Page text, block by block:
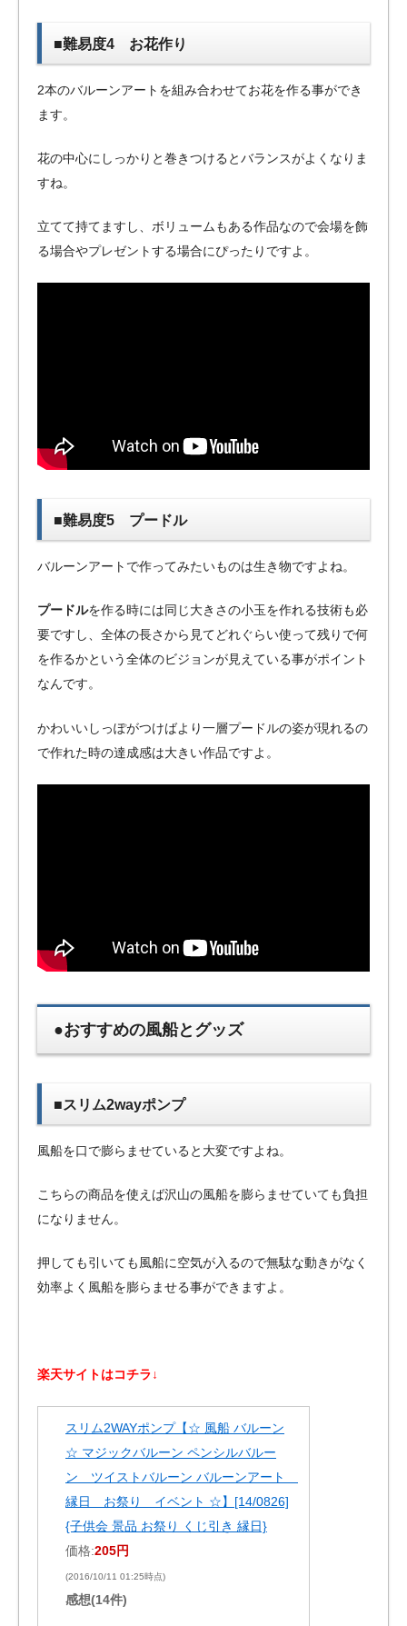
■難易度4 お花作り
2本のバルーンアートを組み合わせてお花を作る事ができ
ます。
花の中心にしっかりと巻きつけるとバランスがよくなりま
すね。
立てて持てますし、ボリュームもある作品なので会場を飾
る場合やプレゼントする場合にぴったりですよ。
■難易度5 プードル
バルーンアートで作ってみたいものは生き物ですよね。
プードルを作る時には同じ大きさの小玉を作れる技術も必
要ですし、全体の長さから見てどれぐらい使って残りで何
を作るかという全体のビジョンが見えている事がポイント
なんです。
かわいいしっぽがつけばより一層プードルの姿が現れるの
で作れた時の達成感は大きい作品ですよ。
●おすすめの風船とグッズ
■スリム2wayポンプ
風船を口で膨らませていると大変ですよね。
こちらの商品を使えば沢山の風船を膨らませていても負担
になりません。
押しても引いても風船に空気が入るので無駄な動きがなく
効率よく風船を膨らませる事ができますよ。
楽天サイトはコチラ↓
スリム2WAYポンプ【☆ 風船 バルーン
☆ マジックバルーン ペンシルバルー
ン ツイストバルーン バルーンアート
縁日 お祭り イベント ☆】[14/0826]
{子供会 景品 お祭り くじ引き 縁日}
価格:205円
(2016/10/11 01:25時点)
感想(14件)